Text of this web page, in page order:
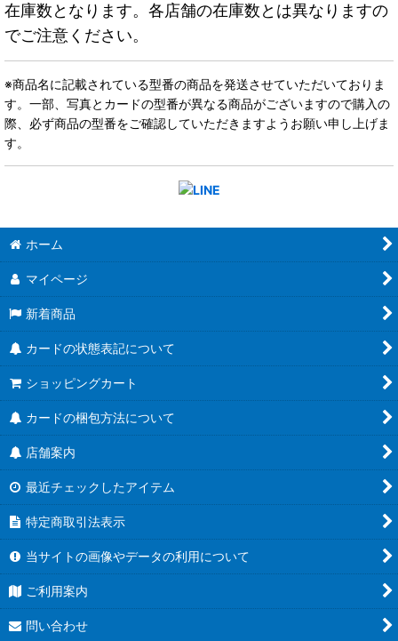
在庫数となります。各店舗の在庫数とは異なりますの
でご注意ください。
※商品名に記載されている型番の商品を発送させていただいておりま
す。一部、写真とカードの型番が異なる商品がございますので購入の
際、必ず商品の型番をご確認していただきますようお願い申し上げま
す。
ホーム
マイページ
新着商品
カードの状態表記について
ショッピングカート
カードの梱包方法について
店舗案内
最近チェックしたアイテム
特定商取引法表示
当サイトの画像やデータの利用について
ご利用案内
問い合わせ